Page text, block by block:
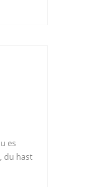
es
du hast